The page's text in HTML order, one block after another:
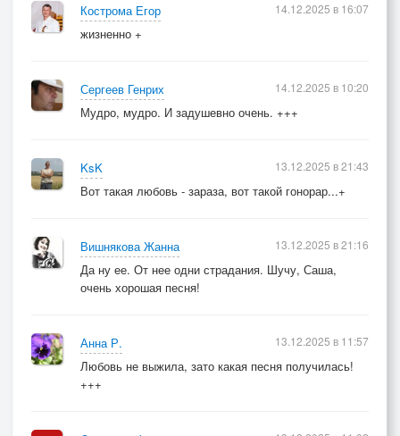
Кострома Егор
жизненно +
14.12.2025 в 16:07
Сергеев Генрих
Мудро, мудро. И задушевно очень. +++
14.12.2025 в 10:20
KsK
Вот такая любовь - зараза, вот такой гонорар...+
13.12.2025 в 21:43
Вишнякова Жанна
Да ну ее. От нее одни страдания. Шучу, Саша,
очень хорошая песня!
13.12.2025 в 21:16
Анна Р.
Любовь не выжила, зато какая песня получилась!
+++
13.12.2025 в 11:57